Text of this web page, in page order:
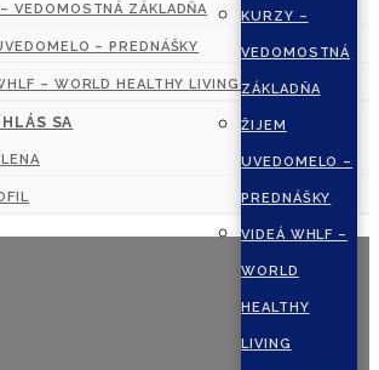
KURZY –
VEDOMOSTNÁ
ZÁKLADŇA
ŽIJEM
UVEDOMELO –
PREDNÁŠKY
VIDEÁ WHLF –
WORLD
HEALTHY
LIVING
VEDOMOSTNÁ ZÁKLADŇA
– PREDNÁŠKY
– WORLD HEALTHY LIVING FOUNDATION
SA